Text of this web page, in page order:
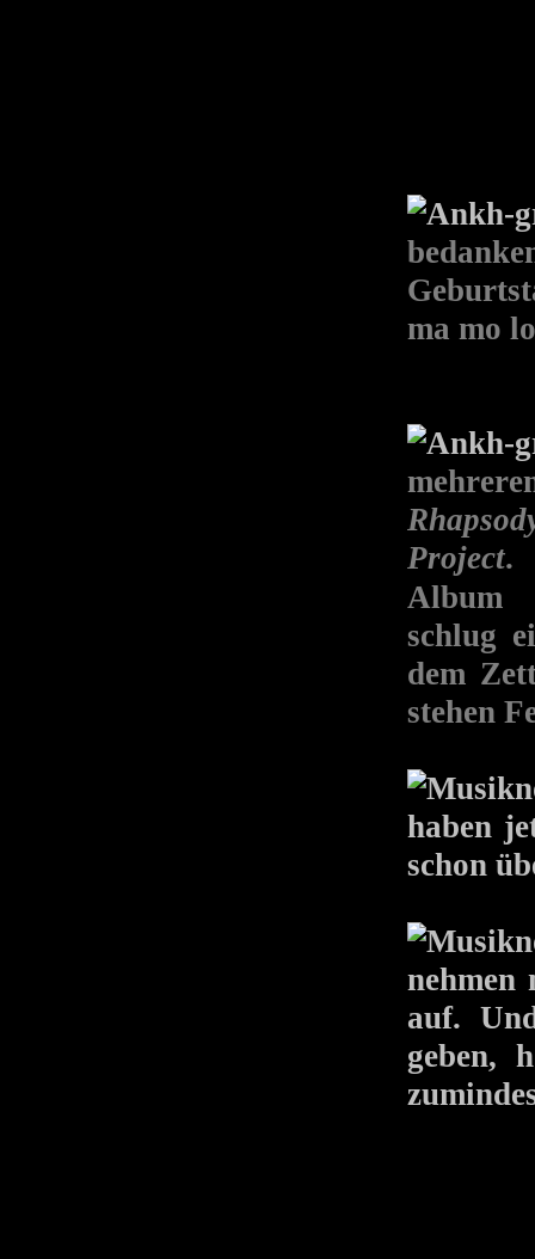
ma mo
Project
schlug
dem
stehen
haben
schon
nehmen
auf.
geben,